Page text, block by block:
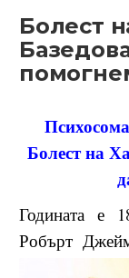
Болест
Болест на
Годината е
Робърт